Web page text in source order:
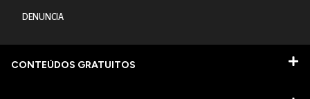
DENUNCIA
CONTEÚDOS GRATUITOS